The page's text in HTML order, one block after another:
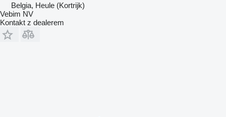
Belgia, Heule (Kortrijk)
Vebim NV
Kontakt z dealerem